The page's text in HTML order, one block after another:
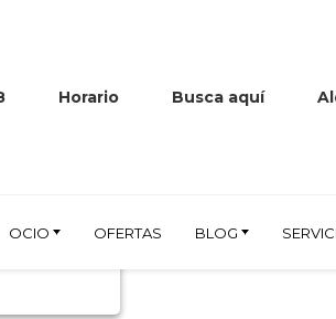
Horario Busca aquí
OCIO OFERTAS BLOG